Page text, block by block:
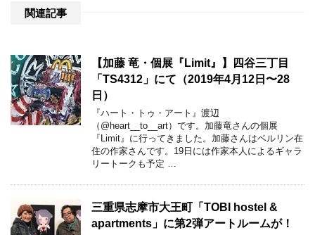
関連記事
【加藤 竜・個展『Limit』】四谷三丁目
「TS4312」にて（2019年4月12日〜28
日）
『ハート・トゥ・アート』渡辺
（@heart__to__art）です。加藤竜さんの個展
『Limit』に行ってきました。加藤さんはベルリン在
住の作家さんです。19日には作家本人によるギャラ
リートークも予定 …
三重県志摩市大王町「TOBI hostel &
apartments」に第2弾アートルームが！